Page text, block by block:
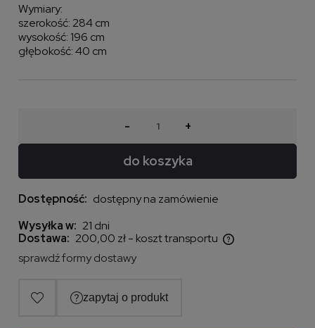
Wymiary:
szerokość: 284 cm
wysokość: 196 cm
głębokość: 40 cm
- +
do koszyka
Dostępność: dostępny na zamówienie
Wysyłka w: 21 dni
Dostawa: 200,00 zł- koszt transportu
Cena nie zawiera ewentualnych kosztów płatności
sprawdź formy dostawy